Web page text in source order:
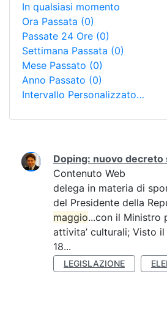
In qualsiasi momento
Ora Passata (0)
Passate 24 Ore (0)
Settimana Passata (0)
Mese Passato (0)
Anno Passato (0)
Intervallo Personalizzato…
Ricerca
Doping: nuovo decreto
Contenuto Web
delega in materia di
del Presidente della
maggio...con il Ministro
attivita’ culturali; Visto
18...
LEGISLAZIONE